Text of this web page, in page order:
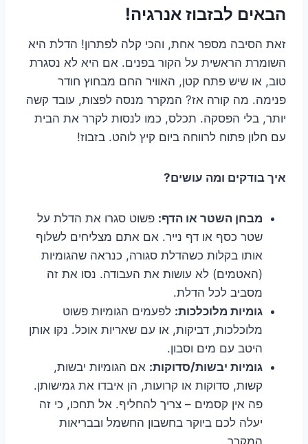
הבאים לבזבוז אנרגיה!
זאת הסיבה מספר אחת, והכי קלה לפתרון! הדלת היא
השומרת הראשית על הקור בפנים. אם היא לא נסגרת
טוב, או שיש פתח קטן, האוויר החם מבחוץ חודר
פנימה. מה קורה אז? המקרר מנסה לפצות, עובד קשה
יותר, בלי הפסקה. תכלס, כמו לנסות לקרר את הבית
עם חלון פתוח לרווחה ביום קיץ לוהט. בזבוז!
איך בודקים ומה עושים?
מבחן השטר או הדף: פשוט סגרו את הדלת על
שטר כסף או דף נייר. אם אתם מצליחים לשלוף
אותו בקלות כשהדלת סגורה, כנראה שהגומיות
(האטמים) לא עושות את העבודה. נסו את זה
מסביב לכל הדלת.
גומיות מלוכלכות: לפעמים הגומיות פשוט
מלוכלכות, דביקות, או עם שאריות אוכל. נקו אותן
היטב עם מים וסבון.
גומיות יבשות/סדוקות: אם הגומיות יבשות,
קשות, סדוקות או קרועות, הן איבדו את גמישותן.
פה אין קסמים – צריך להחליף. אל תחכו, כי זה
יעלה לכם ביוקר בחשבון החשמל ובבריאות
המקרר.